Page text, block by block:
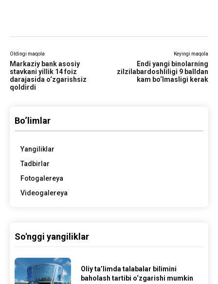
Oldingi maqola
Markaziy bank asosiy
stavkani yillik 14 foiz
darajasida o‘zgarishsiz
qoldirdi
Keyingi maqola
Endi yangi binolarning
zilzilabardoshliligi 9 balldan
kam bo‘lmasligi kerak
Bo‘limlar
Yangiliklar
Tadbirlar
Fotogalereya
Videogalereya
So'nggi yangiliklar
Oliy ta’limda talabalar bilimini
baholash tartibi o‘zgarishi mumkin